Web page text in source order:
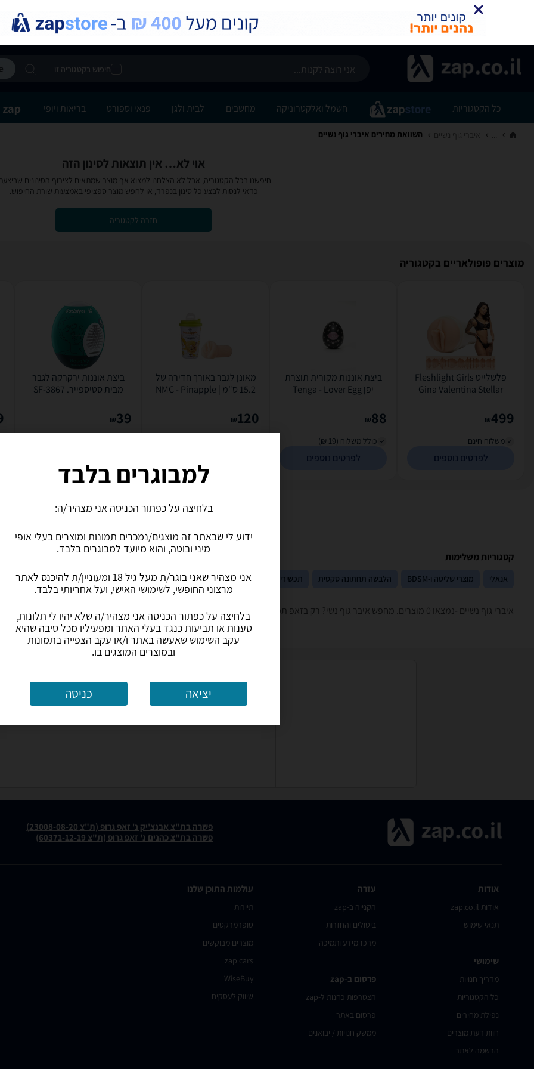
חיפוש בקטגוריה זו
כל הקטגוריות חשמל ואלקטרוניקה מחשבים לבית ולגן פנאי וספורט בריאות ויופי
איברי גוף נשיים‏ השוואת מחירים איברי גוף נשיים
אוי לא… אין תוצאות לסינון הזה
חיפשנו בכל הקטגוריה, אבל לא הצלחנו למצוא אף מוצר שמתאים לצירוף הסינונים
כדאי לנסות לבצע כל סינון בנפרד, או לחפש מוצר ספציפי באמצעות שורת החיפוש.
חזרה לקטגוריה
מוצרים פופולאריים בקטגוריה
פלשלייט Fleshlight Girls
Gina Valentina Stellar
499
₪
משלוח חינם
לפרטים נוספים
ביצת אוננות מקורית תוצרת
יפן Tenga - Lover Egg
88
₪
כולל משלוח (19 ₪)
לפרטים נוספים
מאונן לגבר באורך חדירה של
15.2 ס"מ | NMC - Pinapple
120
₪
ביצת אוננות ירקרקה לגבר
מבית סטיספייר. SF-3867
39
₪
קטגוריות משלימות
אנאלי מוצרי שליטה ו-BDSM הלבשה תחתונה סקסית תכשירים דילדו בובות מין קוקרינג - טבעות לשמירת הזיקפה מאריכי איבר ותותבים
איברי גוף נשיים -נמצאו 0 מוצרים. מחפש איבר גוף נשי? רק בזאפ תמצאו חוות דעת, השוואת מחירים ביותר מאלף חנויות בתחום מבוגרים בלבד וכל המידע הנחוץ עבור קבלת החלטה חכמה!
פשרה בת"צ אבנצ'יק נ' זאפ גרופ (ת"צ 23008-08-20)
פשרה בת"צ כהנים נ' זאפ גרופ (ת"צ 60371-12-19)
אודות
אודות zap.co.il
תנאי שימוש
שימושי
מדריך חנויות
כל הקטגוריות
נפילת מחירים
חוות דעת מוצרים
הרשמה לאתר
עזרה
הקנייה ב-zap
ביטולים והחזרות
מרכז מידע ותמיכה
פרסום ב-zap
הצטרפות כחנות ל-zap
פרסום באתר
ממשק חנויות / יבואנים
עולמות התוכן שלנו
תיירות
סופרמרקטים
מוצרים מבוקשים
zap cars
WiseBuy
שיווק לעסקים
למבוגרים בלבד
בלחיצה על כפתור הכניסה אני מצהיר/ה:
ידוע לי שבאתר זה מוצגים/נמכרים תמונות ומוצרים בעלי אופי
מיני ובוטה, והוא מיועד למבוגרים בלבד.
אני מצהיר שאני בוגר/ת מעל גיל 18 ומעוניין/ת להיכנס לאתר
מרצוני החופשי, לשימושי האישי, ועל אחריותי בלבד.
בלחיצה על כפתור הכניסה אני מצהיר/ה שלא יהיו לי תלונות,
טענות או תביעות כנגד בעלי האתר ומפעיליו מכל סיבה שהיא
עקב השימוש שאעשה באתר ו/או עקב הצפייה בתמונות
ובמוצרים המוצגים בו.
יציאה כניסה